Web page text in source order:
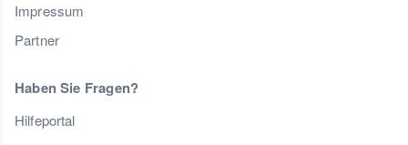
Impressum
Partner
Haben Sie Fragen?
Hilfeportal